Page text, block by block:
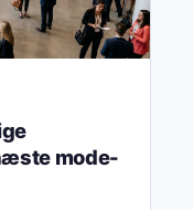
mode-